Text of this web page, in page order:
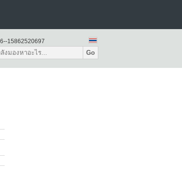
15862520697
Go